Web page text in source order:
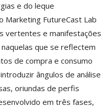
e do leque
Marketing FutureCast Lab
vertentes e manifestações
que se reflectem
de compra e consumo
ângulos de análise
oriundas de perfis
em três fases,